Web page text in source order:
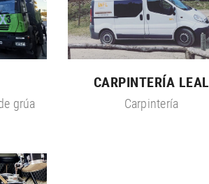
grúa
CARPINTERÍA LEAL
Carpintería